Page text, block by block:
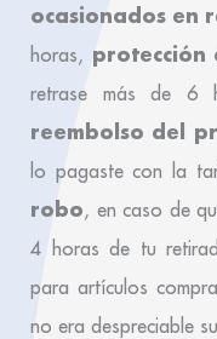
ocasionados en
horas, protección
retrase más de 6
reembolso del
lo pagaste con la
robo, en caso de
4 horas de tu
para artículos
no era despreciable